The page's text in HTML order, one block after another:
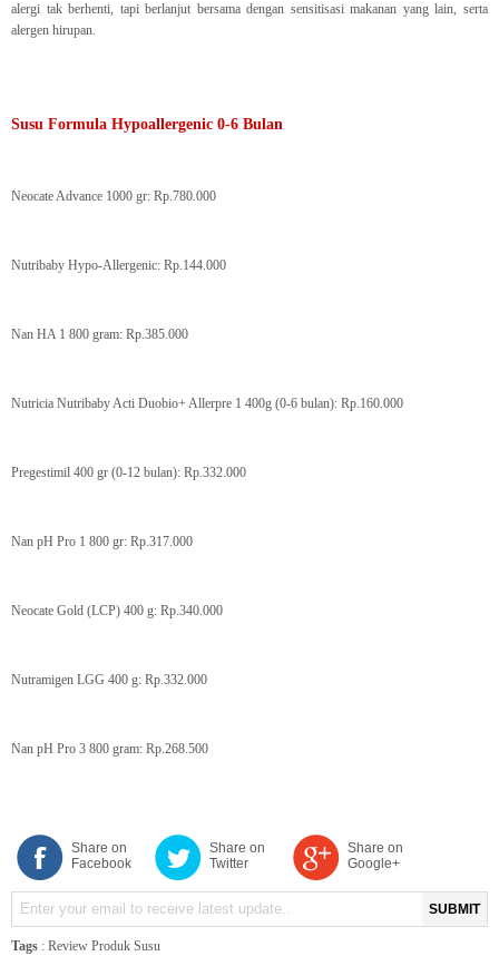
alergi tak berhenti, tapi berlanjut bersama dengan sensitisasi makanan yang lain, serta
alergen hirupan.
Susu Formula Hypoallergenic 0-6 Bulan
Neocate Advance 1000 gr: Rp.780.000
Nutribaby Hypo-Allergenic: Rp.144.000
Nan HA 1 800 gram: Rp.385.000
Nutricia Nutribaby Acti Duobio+ Allerpre 1 400g (0-6 bulan): Rp.160.000
Pregestimil 400 gr (0-12 bulan): Rp.332.000
Nan pH Pro 1 800 gr: Rp.317.000
Neocate Gold (LCP) 400 g: Rp.340.000
Nutramigen LGG 400 g: Rp.332.000
Nan pH Pro 3 800 gram: Rp.268.500
Share on
Facebook
Share on
Twitter
Share on
Google+
SUBMIT
Tags : Review Produk Susu